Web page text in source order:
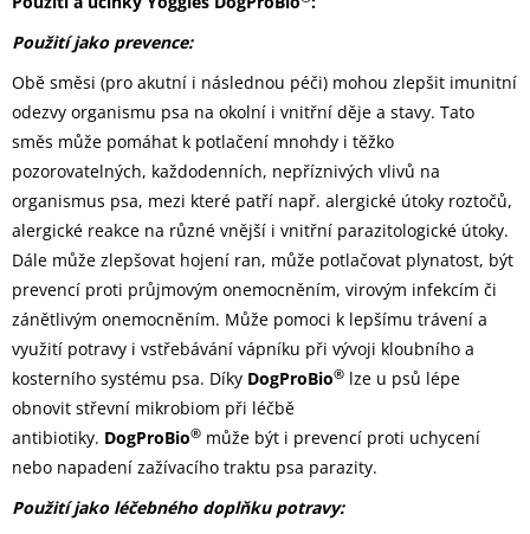
Použití jako prevence:
Obě směsi (pro akutní i následnou péči) mohou zlepšit imunitní
odezvy organismu psa na okolní i vnitřní děje a stavy. Tato
směs může pomáhat k potlačení mnohdy i těžko
pozorovatelných, každodenních, nepříznivých vlivů na
organismus psa, mezi které patří např. alergické útoky roztočů,
alergické reakce na různé vnější i vnitřní parazitologické útoky.
Dále může zlepšovat hojení ran, může potlačovat plynatost, být
prevencí proti průjmovým onemocněním, virovým infekcím či
zánětlivým onemocněním. Může pomoci k lepšímu trávení a
využití potravy i vstřebávání vápníku při vývoji kloubního a
kosterního systému psa. Díky DogProBio® lze u psů lépe
obnovit střevní mikrobiom při léčbě
antibiotiky. DogProBio® může být i prevencí proti uchycení
nebo napadení zažívacího traktu psa parazity.
Použití jako léčebného doplňku potravy: